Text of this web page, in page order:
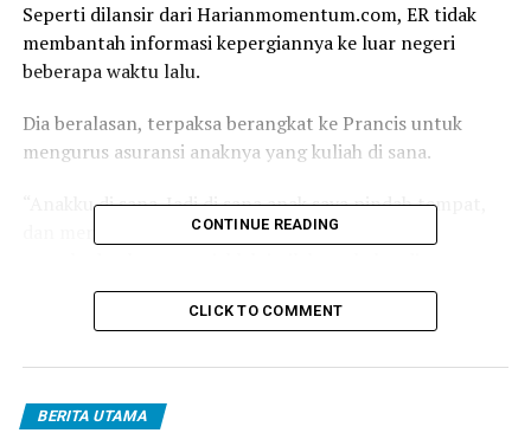
Seperti dilansir dari Harianmomentum.com, ER tidak
membantah informasi kepergiannya ke luar negeri
beberapa waktu lalu.
Dia beralasan, terpaksa berangkat ke Prancis untuk
mengurus asuransi anaknya yang kuliah di sana.
“Anakku di sana. Jadi di sana anak saya pindah tempat,
dan mengurus asuransi kesehatannya. Jadi harus
Indonesia,” kata ER di kantornya, sekitar pukul 10.00
Dia mengatakan, ke luar negeri sejak tanggal 22
Desember 2021 dan kembali pada 2 Januari 2022.
CONTINUE READING
CLICK TO COMMENT
BERITA UTAMA